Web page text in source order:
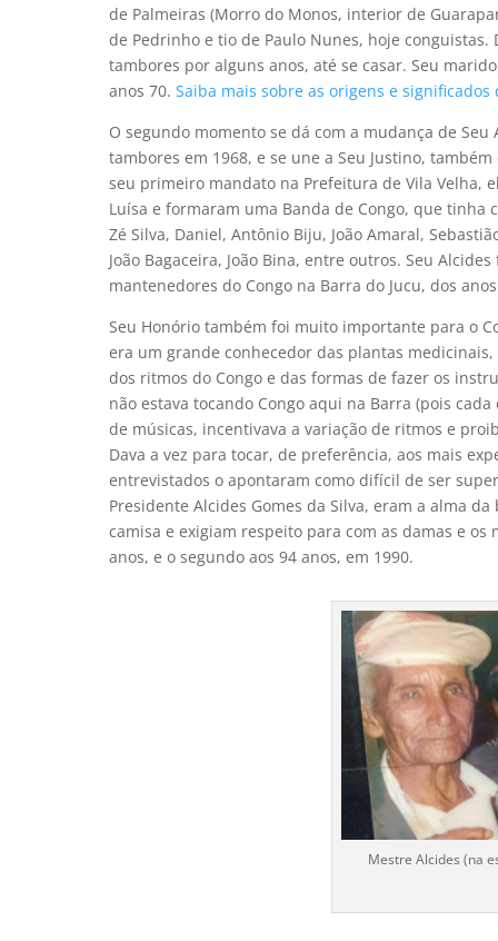
de Palmeiras (Morro do Monos, interior de
de Pedrinho e tio de Paulo Nunes, hoje
tambores por alguns anos, até se casar. Seu
anos 70. Saiba mais sobre as origens e significados
O segundo momento se dá com a mudança de
tambores em 1968, e se une a Seu Justino,
seu primeiro mandato na Prefeitura de Vila Velha,
Luísa e formaram uma Banda de Congo, que tinha
Zé Silva, Daniel, Antônio Biju, João Amaral,
João Bagaceira, João Bina, entre outros. Seu
mantenedores do Congo na Barra do Jucu, dos
Seu Honório também foi muito importante para o
era um grande conhecedor das plantas
dos ritmos do Congo e das formas de fazer os
não estava tocando Congo aqui na Barra (pois
de músicas, incentivava a variação de ritmos e
Dava a vez para tocar, de preferência, aos mais
entrevistados o apontaram como difícil de ser
Presidente Alcides Gomes da Silva, eram a alma
camisa e exigiam respeito para com as damas e
anos, e o segundo aos 94 anos, em 1990.
Mestre Alcides (na